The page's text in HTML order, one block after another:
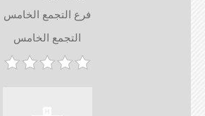
فرع التجمع الخامس
التجمع الخامس